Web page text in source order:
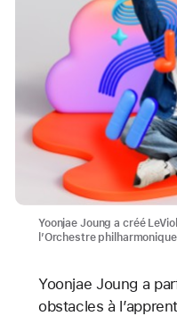
Yoonjae Joung a créé
l’Orchestre
Yoonjae Joung a
obstacles à